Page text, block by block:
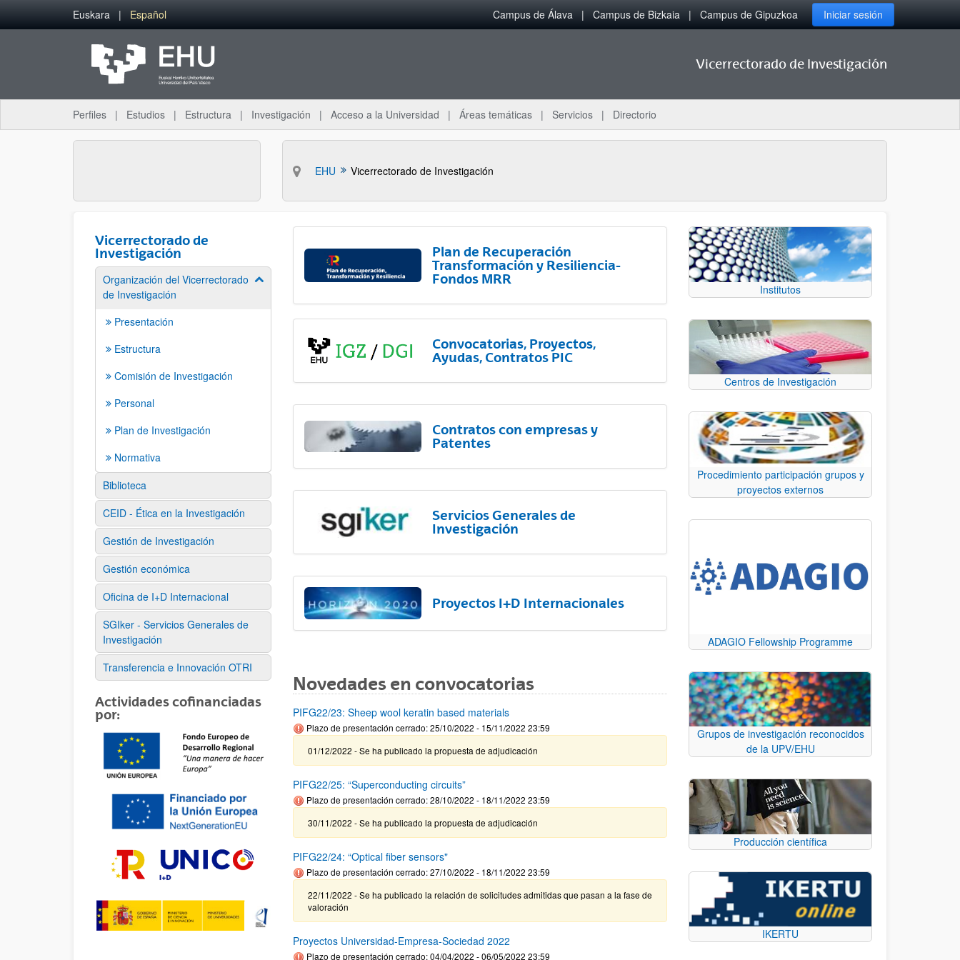
Saltar al contenido principal
Euskara Español Campus de Álava Campus de Bizkaia Campus de Gipuzkoa Iniciar sesión
Vicerrectorado de Investigación
Perfiles Estudios Estructura Investigación Acceso a la Universidad Áreas temáticas Servicios Directorio
EHU Vicerrectorado de Investigación
Vicerrectorado de
Investigación
Organización del Vicerrectorado
de Investigación
Mostrar/ocultar subpáginas
Presentación
Estructura
Comisión de Investigación
Personal
Plan de Investigación
Normativa
Biblioteca
CEID - Ética en la Investigación
Gestión de Investigación
Gestión económica
Oficina de I+D Internacional
SGIker - Servicios Generales de
Investigación
Transferencia e Innovación OTRI
Actividades cofinanciadas
por:
Plan de Recuperación
Transformación y Resiliencia-
Fondos MRR
Convocatorias, Proyectos,
Ayudas, Contratos PIC
Contratos con empresas y
Patentes
Servicios Generales de
Investigación
Proyectos I+D Internacionales
Novedades en convocatorias
PIFG22/23: Sheep wool keratin based materials
Plazo de presentación cerrado: 25/10/2022 - 15/11/2022 23:59
01/12/2022 - Se ha publicado la propuesta de adjudicación
PIFG22/25: “Superconducting circuits”
Plazo de presentación cerrado: 28/10/2022 - 18/11/2022 23:59
30/11/2022 - Se ha publicado la propuesta de adjudicación
PIFG22/24: “Optical fiber sensors"
Plazo de presentación cerrado: 27/10/2022 - 18/11/2022 23:59
22/11/2022 - Se ha publicado la relación de solicitudes admitidas que pasan a la fase de
valoración
Proyectos Universidad-Empresa-Sociedad 2022
Plazo de presentación cerrado: 04/04/2022 - 06/05/2022 23:59
Institutos
Centros de Investigación
Procedimiento participación grupos y
proyectos externos
ADAGIO Fellowship Programme
Grupos de investigación reconocidos
de la UPV/EHU
Producción científica
IKERTU